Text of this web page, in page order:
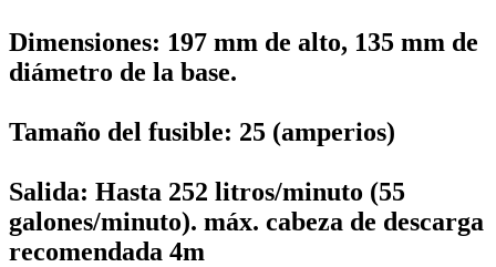
Dimensiones: 197 mm de alto, 135 mm de
diámetro de la base.
Tamaño del fusible: 25 (amperios)
Salida: Hasta 252 litros/minuto (55
galones/minuto). máx. cabeza de descarga
recomendada 4m